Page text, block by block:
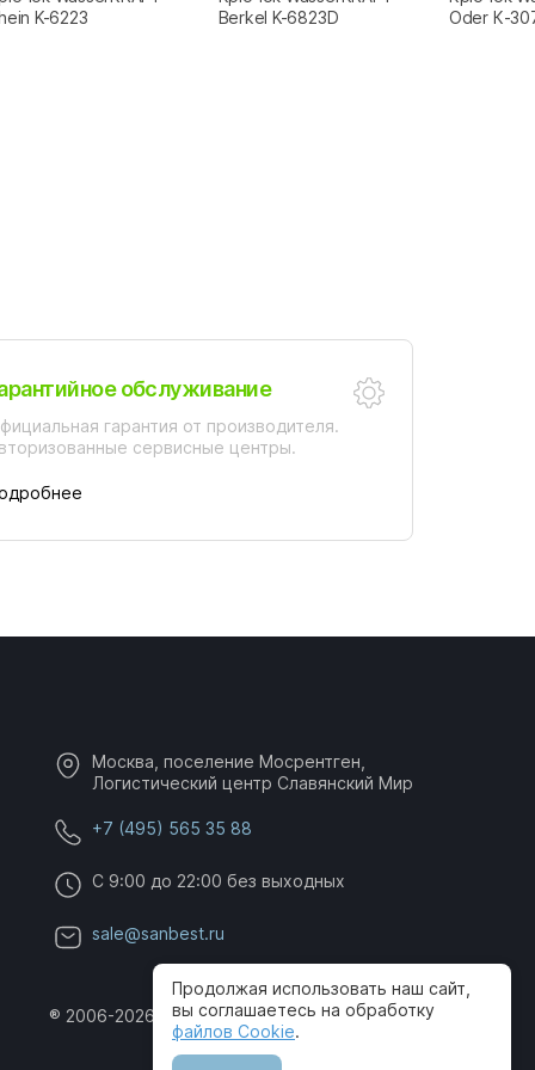
K-6223
Berkel K-6823D
Oder К-
обслуживание
гарантия от производителя.
сервисные центры.
Москва, поселение Мосрентген,
Логистический центр Славянский Мир
+7 (495) 565 35 88
C 9:00 до 22:00 без выходных
sale@sanbest.ru
® 2006-2026 SanBest. Все права защищены
Продолжая использовать наш сайт,
вы соглашаетесь на обработку
файлов Cookie.